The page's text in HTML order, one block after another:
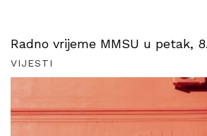
Radno vrijeme MMSU u petak,
VIJESTI